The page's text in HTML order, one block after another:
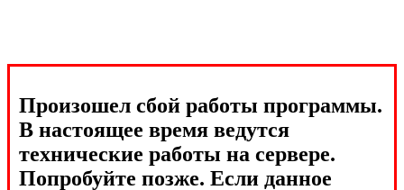
Произошел сбой работы программы.
В настоящее время ведутся
технические работы на сервере.
Попробуйте позже. Если данное